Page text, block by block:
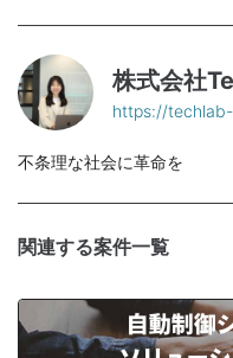
株式会社
https://
不条理な社会に革命を
関連する案件一覧